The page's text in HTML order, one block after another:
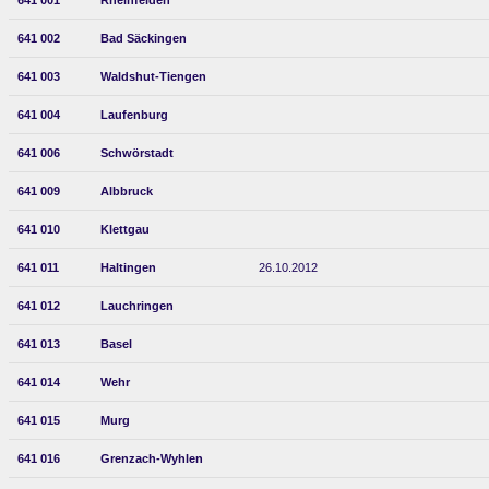
641 002 Bad Säckingen
641 003 Waldshut-Tiengen
641 004 Laufenburg
641 006 Schwörstadt
641 009 Albbruck
641 010 Klettgau
641 011 Haltingen 26.10.2012
641 012 Lauchringen
641 013 Basel
641 014 Wehr
641 015 Murg
641 016 Grenzach-Wyhlen